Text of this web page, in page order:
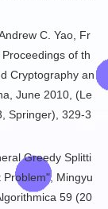
C. Yao, Fr
of th
Cryptography an
June 2010, (Le
Springer), 329-3
Greedy Splitti
Problem", Mingyu
59 (20